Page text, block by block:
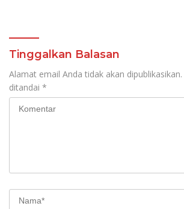
Tinggalkan Balasan
Alamat email Anda tidak akan dipublikasikan.
ditandai *